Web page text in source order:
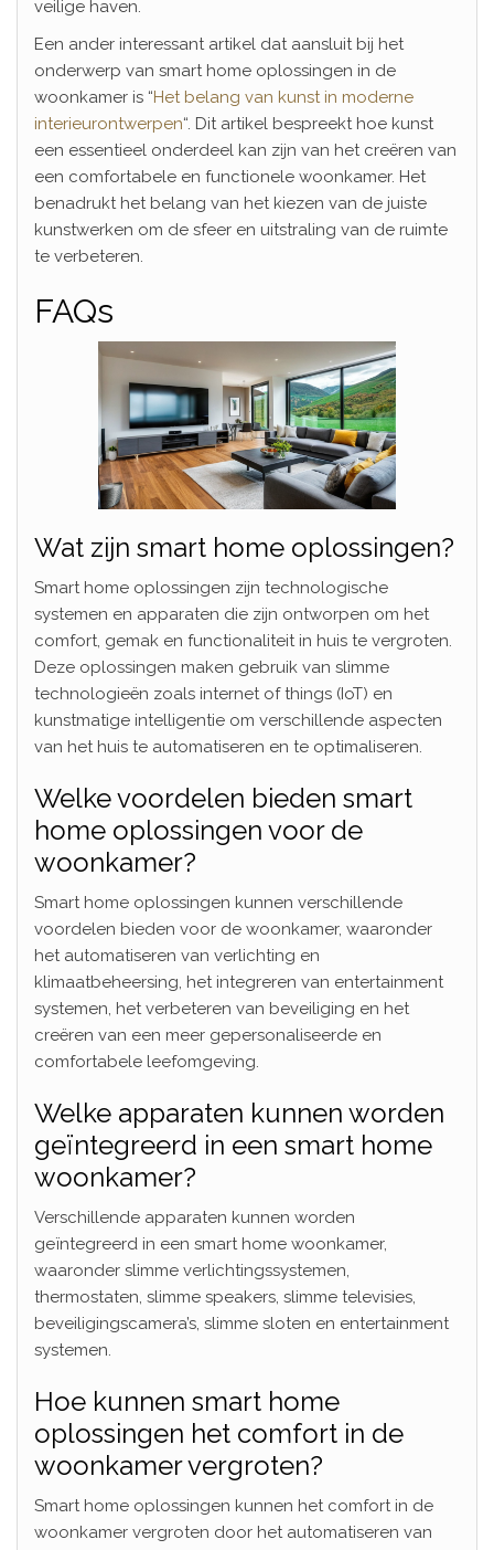
veilige haven.
Een ander interessant artikel dat aansluit bij het
onderwerp van smart home oplossingen in de
woonkamer is “Het belang van kunst in moderne
interieurontwerpen“. Dit artikel bespreekt hoe kunst
een essentieel onderdeel kan zijn van het creëren van
een comfortabele en functionele woonkamer. Het
benadrukt het belang van het kiezen van de juiste
kunstwerken om de sfeer en uitstraling van de ruimte
te verbeteren.
FAQs
Wat zijn smart home oplossingen?
Smart home oplossingen zijn technologische
systemen en apparaten die zijn ontworpen om het
comfort, gemak en functionaliteit in huis te vergroten.
Deze oplossingen maken gebruik van slimme
technologieën zoals internet of things (IoT) en
kunstmatige intelligentie om verschillende aspecten
van het huis te automatiseren en te optimaliseren.
Welke voordelen bieden smart
home oplossingen voor de
woonkamer?
Smart home oplossingen kunnen verschillende
voordelen bieden voor de woonkamer, waaronder
het automatiseren van verlichting en
klimaatbeheersing, het integreren van entertainment
systemen, het verbeteren van beveiliging en het
creëren van een meer gepersonaliseerde en
comfortabele leefomgeving.
Welke apparaten kunnen worden
geïntegreerd in een smart home
woonkamer?
Verschillende apparaten kunnen worden
geïntegreerd in een smart home woonkamer,
waaronder slimme verlichtingssystemen,
thermostaten, slimme speakers, slimme televisies,
beveiligingscamera’s, slimme sloten en entertainment
systemen.
Hoe kunnen smart home
oplossingen het comfort in de
woonkamer vergroten?
Smart home oplossingen kunnen het comfort in de
woonkamer vergroten door het automatiseren van